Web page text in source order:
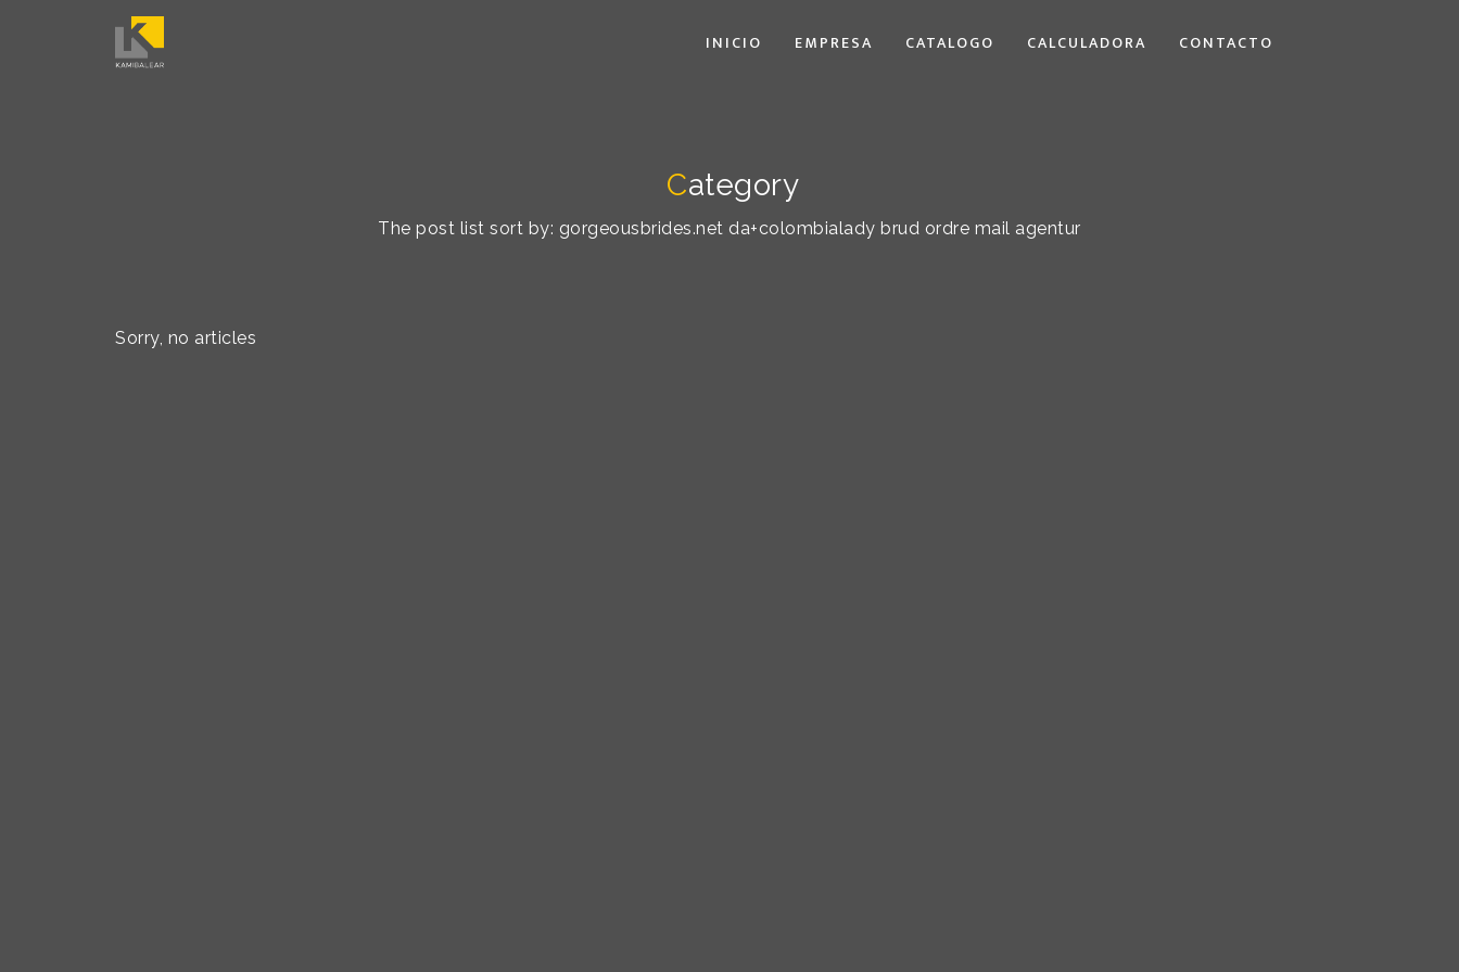
INICIO EMPRESA CATALOGO CALCULADORA CONTACTO
Category
The post list sort by: gorgeousbrides.net da+colombialady brud ordre mail agentur
Sorry, no articles